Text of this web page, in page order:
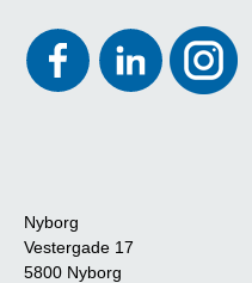
Nyborg
Vestergade 17
5800 Nyborg